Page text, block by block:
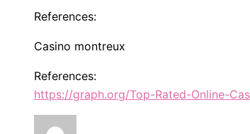
References:
Casino montreux
References:
https://graph.org/Top-Rated-Online-